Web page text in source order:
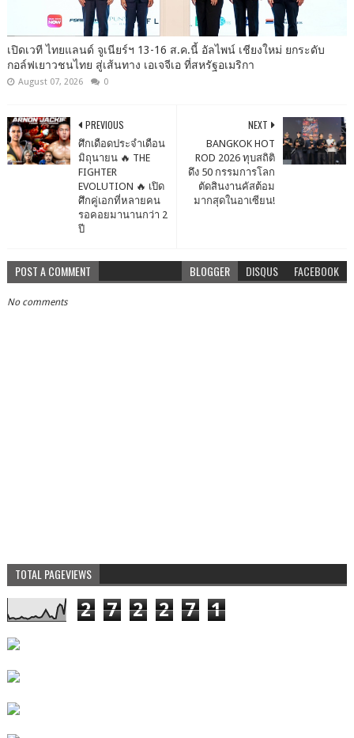
เปิดเวที ไทยแลนด์ จูเนียร์ฯ 13-16 ส.ค.นี้ อัลไพน์ เชียงใหม่ ยกระดับ
กอล์ฟเยาวชนไทย สู่เส้นทาง เอเจจีเอ ที่สหรัฐอเมริกา
August 07, 2026 0
NEXT
BANGKOK HOT
ROD 2026 ทุบสถิติ
ดึง 50 กรรมการโลก
ตัดสินงานคัสต้อม
มากสุดในอาเซียน!
PREVIOUS
ศึกเดือดประจำเดือน
มิถุนายน 🔥 THE
FIGHTER
EVOLUTION 🔥 เปิด
ศึกคู่เอกที่หลายคน
รอคอยมานานกว่า 2
ปี
POST A COMMENT BLOGGER DISQUS FACEBOOK
No comments
TOTAL PAGEVIEWS
2 7 2 2 7 1